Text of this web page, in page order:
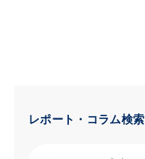
レポート・コラム検索